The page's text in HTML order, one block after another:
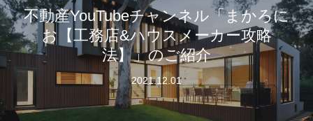
不動産YouTubeチャンネル「まかろに
お【工務店&ハウスメーカー攻略
法】」のご紹介
2021.12.01
キーマンインタビュー
不動産 YouTube
不動産 SNS